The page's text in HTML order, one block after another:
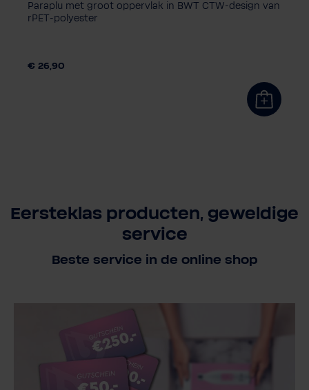
Paraplu met groot oppervlak in BWT CTW-design van
rPET-polyester
€ 26,90
Eersteklas producten, geweldige
service
Beste service in de online shop